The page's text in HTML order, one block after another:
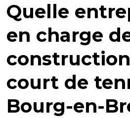
Quelle
en charge
court de
Bourg-en-